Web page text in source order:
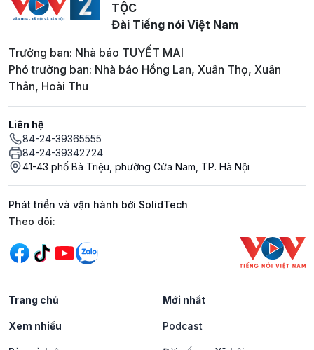
TỘC
Đài Tiếng nói Việt Nam
Trưởng ban: Nhà báo TUYẾT MAI
Phó trưởng ban: Nhà báo Hồng Lan, Xuân Thọ, Xuân
Thân, Hoài Thu
Liên hệ
84-24-39365555
84-24-39342724
41-43 phố Bà Triệu, phường Cửa Nam, TP. Hà Nội
Phát triển và vận hành bởi SolidTech
Mạng xã hội
Theo dõi:
Trang chủ Mới nhất
Xem nhiều Podcast